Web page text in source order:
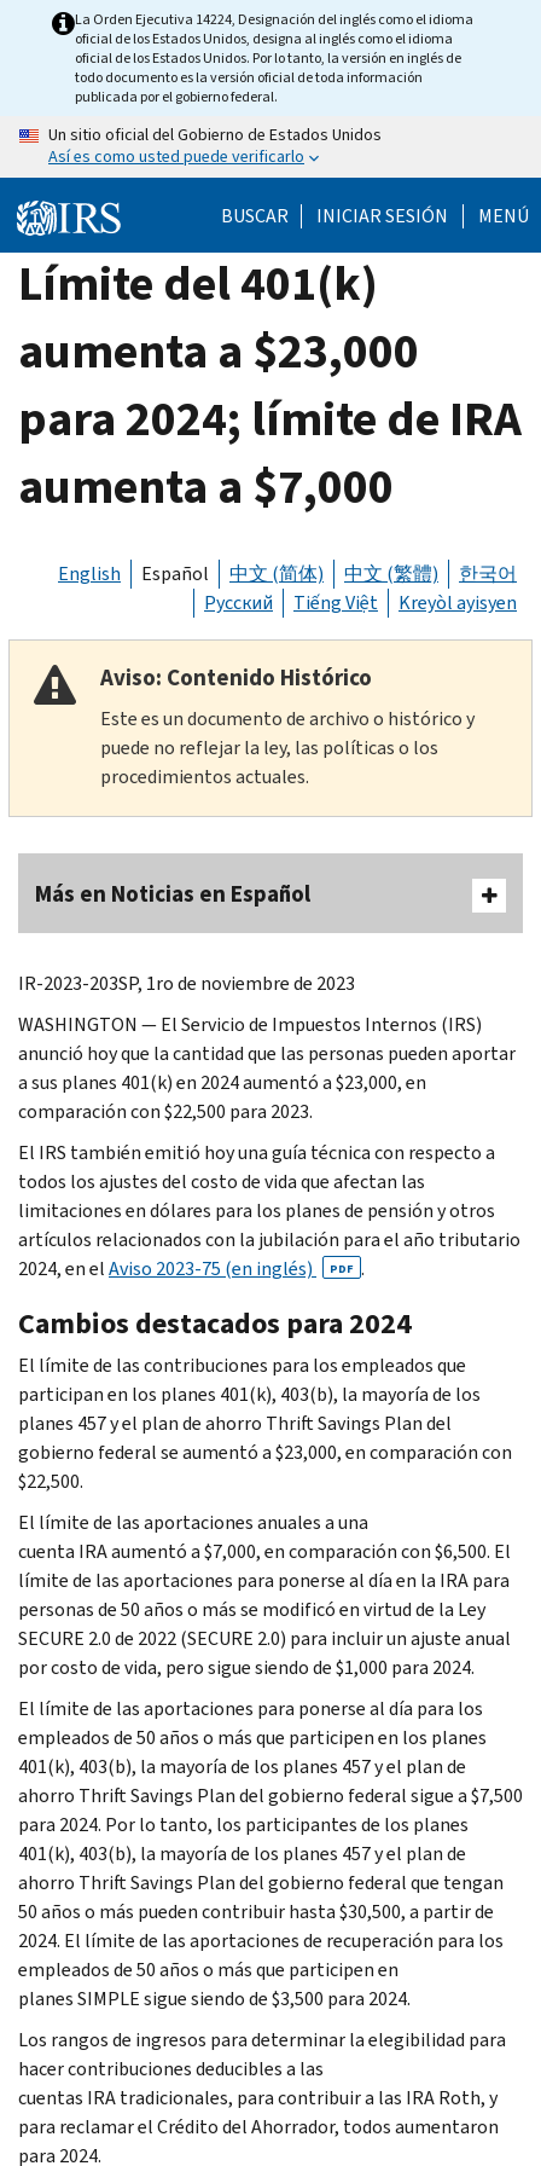
La Orden Ejecutiva 14224, Designación del inglés como el idioma
oficial de los Estados Unidos, designa al inglés como el idioma
oficial de los Estados Unidos. Por lo tanto, la versión en inglés de
todo documento es la versión oficial de toda información
publicada por el gobierno federal.
Un sitio oficial del Gobierno de Estados Unidos
Así es como usted puede verificarlo
BUSCAR INICIAR SESIÓN MENÚ
Límite del 401(k)
aumenta a $23,000
para 2024; límite de IRA
aumenta a $7,000
English Español 中文 (简体) 中文 (繁體)
한국어
Русский
Tiếng Việt Kreyòl ayisyen
Aviso: Contenido Histórico
Este es un documento de archivo o histórico y
puede no reflejar la ley, las políticas o los
procedimientos actuales.
Más en Noticias en Español
IR-2023-203SP, 1ro de noviembre de 2023
WASHINGTON — El Servicio de Impuestos Internos (IRS)
anunció hoy que la cantidad que las personas pueden aportar
a sus planes 401(k) en 2024 aumentó a $23,000, en
comparación con $22,500 para 2023.
El IRS también emitió hoy una guía técnica con respecto a
todos los ajustes del costo de vida que afectan las
limitaciones en dólares para los planes de pensión y otros
artículos relacionados con la jubilación para el año tributario
2024, en elAviso 2023-75 (en inglés) PDF .
Cambios destacados para 2024
El límite de las contribuciones para los empleados que
participan en los planes 401(k), 403(b), la mayoría de los
planes 457 y el plan de ahorro Thrift Savings Plan del
gobierno federal se aumentó a $23,000, en comparación con
$22,500.
El límite de las aportaciones anuales a una
cuenta IRA aumentó a $7,000, en comparación con $6,500. El
límite de las aportaciones para ponerse al día en la IRA para
personas de 50 años o más se modificó en virtud de la Ley
SECURE 2.0 de 2022 (SECURE 2.0) para incluir un ajuste anual
por costo de vida, pero sigue siendo de $1,000 para 2024.
El límite de las aportaciones para ponerse al día para los
empleados de 50 años o más que participen en los planes
401(k), 403(b), la mayoría de los planes 457 y el plan de
ahorro Thrift Savings Plandel gobierno federal sigue a $7,500
para 2024. Por lo tanto, los participantes de los planes
401(k), 403(b), la mayoría de los planes 457 y el plan de
ahorro Thrift Savings Plan del gobierno federal que tengan
50 años o más pueden contribuir hasta $30,500, a partir de
2024. El límite de las aportaciones de recuperación para los
empleados de 50 años o más que participen en
planes SIMPLE sigue siendo de $3,500 para 2024.
Los rangos de ingresos para determinar la elegibilidad para
hacer contribuciones deducibles a las
cuentas IRA tradicionales, para contribuir a las IRARoth, y
para reclamar el Crédito del Ahorrador, todos aumentaron
para 2024.